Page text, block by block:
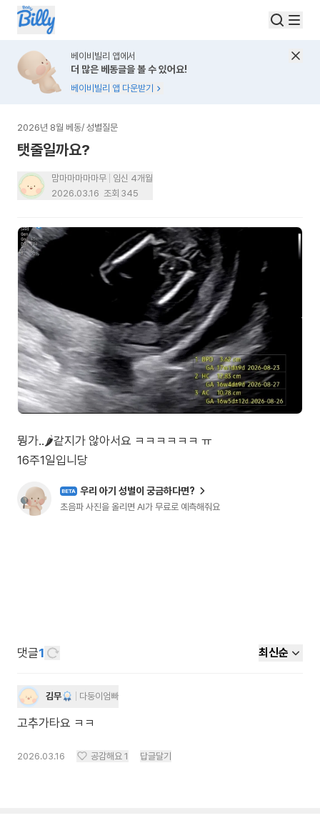
베이비빌리 앱에서
더 많은 베동글을 볼 수 있어요!
베이비빌리 앱 다운받기
2026년 8월 베동/ 성별질문
탯줄일까요?
맘마마마마마무
임신 4개월
2026.03.16 조회 345
뭥가..🌶️같지가 않아서요 ㅋㅋㅋㅋㅋㅋ ㅠ
16주1일입니당
BETA 우리 아기 성별이 궁금하다면?
초음파 사진을 올리면 AI가 무료로 예측해줘요
댓글1 최신순
김무 다둥이엄빠
고추가타요 ㅋㅋ
2026.03.16 공감해요 1 답글달기